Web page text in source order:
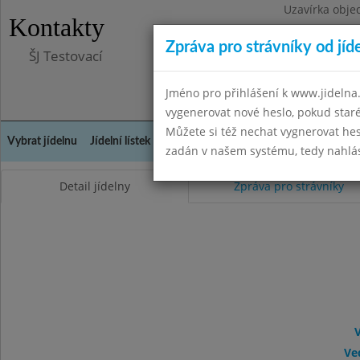
Kontakty
Uzavírka
ŠJ Testovací
Vybrat jídelnu Jídelní lístek Kontakty a informace
Detail jídelny Zpráva pro strávníky
Zpráva pro strávníky od
Jméno pro přihlášení k
vygenerovat nové heslo, pokud
Můžete si též nechat vygnerovat
zadán v našem systému, tedy